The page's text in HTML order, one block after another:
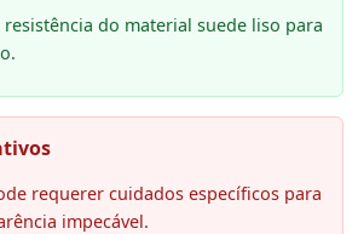
do material suede liso para
requerer cuidados específicos para
impecável.